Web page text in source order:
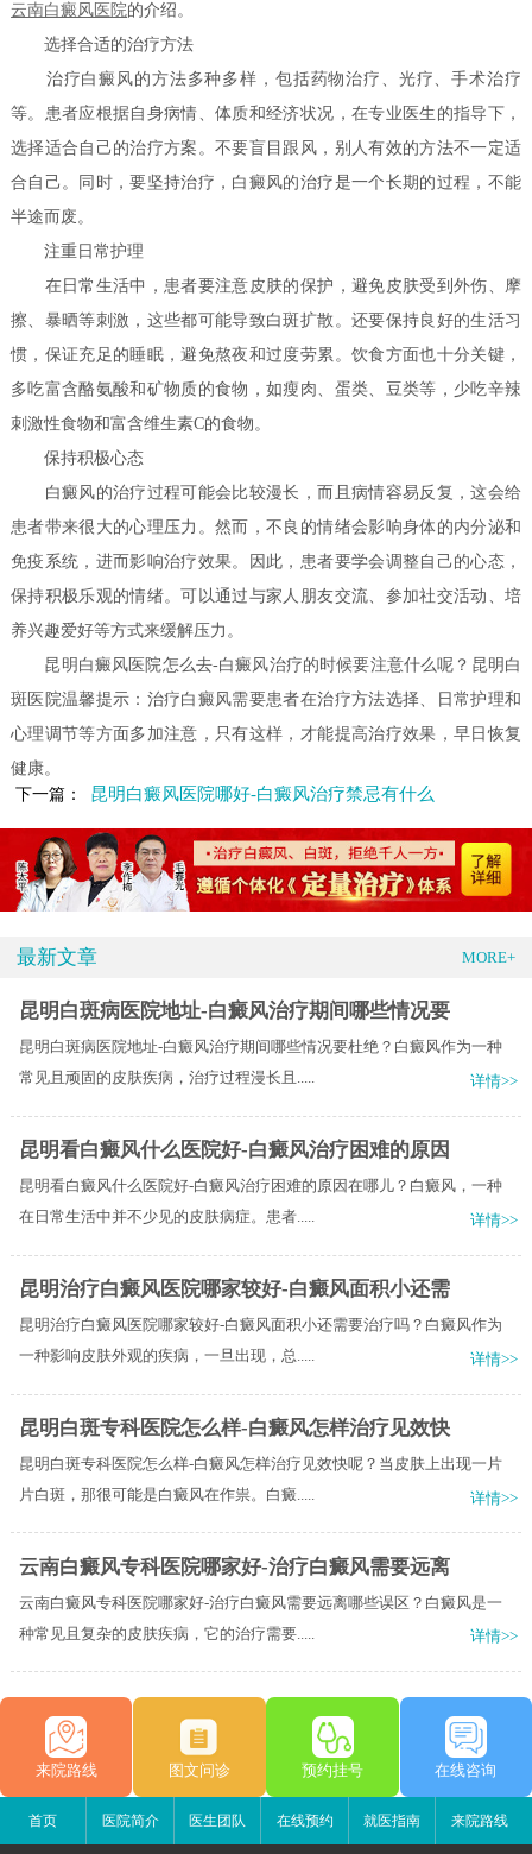
云南白癜风医院的介绍。
选择合适的治疗方法
治疗白癜风的方法多种多样，包括药物治疗、光疗、手术治疗
等。患者应根据自身病情、体质和经济状况，在专业医生的指导下，
选择适合自己的治疗方案。不要盲目跟风，别人有效的方法不一定适
合自己。同时，要坚持治疗，白癜风的治疗是一个长期的过程，不能
半途而废。
注重日常护理
在日常生活中，患者要注意皮肤的保护，避免皮肤受到外伤、摩
擦、暴晒等刺激，这些都可能导致白斑扩散。还要保持良好的生活习
惯，保证充足的睡眠，避免熬夜和过度劳累。饮食方面也十分关键，
多吃富含酪氨酸和矿物质的食物，如瘦肉、蛋类、豆类等，少吃辛辣
刺激性食物和富含维生素C的食物。
保持积极心态
白癜风的治疗过程可能会比较漫长，而且病情容易反复，这会给
患者带来很大的心理压力。然而，不良的情绪会影响身体的内分泌和
免疫系统，进而影响治疗效果。因此，患者要学会调整自己的心态，
保持积极乐观的情绪。可以通过与家人朋友交流、参加社交活动、培
养兴趣爱好等方式来缓解压力。
昆明白癜风医院怎么去-白癜风治疗的时候要注意什么呢？昆明白
斑医院温馨提示：治疗白癜风需要患者在治疗方法选择、日常护理和
心理调节等方面多加注意，只有这样，才能提高治疗效果，早日恢复
健康。
下一篇：
昆明白癜风医院哪好-白癜风治疗禁忌有什么
最新文章 MORE+
昆明白斑病医院地址-白癜风治疗期间哪些情况要
昆明白斑病医院地址-白癜风治疗期间哪些情况要杜绝？白癜风作为一种
常见且顽固的皮肤疾病，治疗过程漫长且.....
详情>>
昆明看白癜风什么医院好-白癜风治疗困难的原因
昆明看白癜风什么医院好-白癜风治疗困难的原因在哪儿？白癜风，一种
在日常生活中并不少见的皮肤病症。患者.....
详情>>
昆明治疗白癜风医院哪家较好-白癜风面积小还需
昆明治疗白癜风医院哪家较好-白癜风面积小还需要治疗吗？白癜风作为
一种影响皮肤外观的疾病，一旦出现，总.....
详情>>
昆明白斑专科医院怎么样-白癜风怎样治疗见效快
昆明白斑专科医院怎么样-白癜风怎样治疗见效快呢？当皮肤上出现一片
片白斑，那很可能是白癜风在作祟。白癜.....
详情>>
云南白癜风专科医院哪家好-治疗白癜风需要远离
云南白癜风专科医院哪家好-治疗白癜风需要远离哪些误区？白癜风是一
种常见且复杂的皮肤疾病，它的治疗需要.....
详情>>
来院路线 图文问诊 预约挂号 在线咨询
首页 医院简介 医生团队 在线预约 就医指南 来院路线